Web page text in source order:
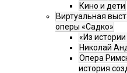
Кино и дети
Виртуальная
оперы «Садко»
«Из
Николай
Опера
история